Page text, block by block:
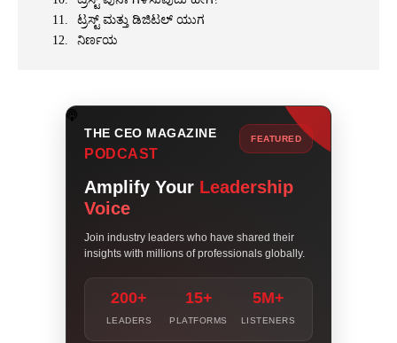
ಟ್ರಸ್ಟ್ ಮತ್ತು ಡಿಜಿಟಲ್ ಯುಗ
ನಿರ್ಣಯ
THE CEO MAGAZINE
PODCAST
FEATURED
Amplify Your Leadership
Voice
Join industry leaders who have shared their
insights with millions of professionals globally.
200+
LEADERS
15+
PLATFORMS
5M+
LISTENERS